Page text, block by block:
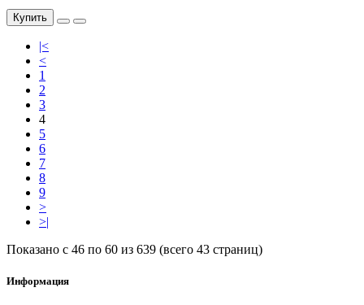
Купить
|<
<
1
2
3
4
5
6
7
8
9
>
>|
Показано с 46 по 60 из 639 (всего 43 страниц)
Информация